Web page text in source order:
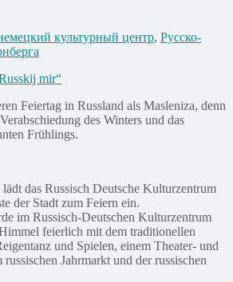
культурный центр, Русско-
mir“
Feiertag in Russland als Masleniza, denn
des Winters und das
Frühlings.
das Russisch Deutsche Kulturzentrum
der Stadt zum Feiern ein.
im Russisch-Deutschen Kulturzentrum
feierlich mit dem traditionellen
und Spielen, einem Theater- und
Jahrmarkt und der russischen